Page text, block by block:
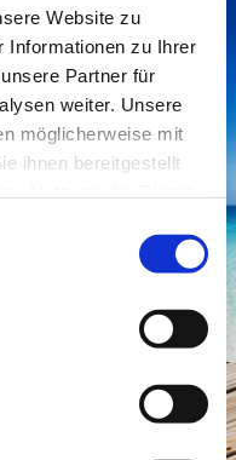
Website zu
Informationen zu Ihrer
Partner für
weiter. Unsere
möglicherweise mit
ihnen bereitgestellt